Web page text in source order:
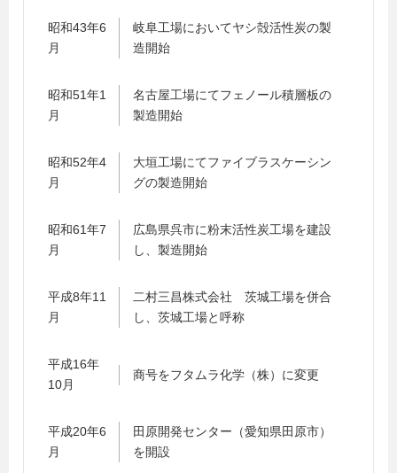
昭和43年6
月
岐阜工場においてヤシ殻活性炭の製
造開始
昭和51年1
月
名古屋工場にてフェノール積層板の
製造開始
昭和52年4
月
大垣工場にてファイブラスケーシン
グの製造開始
昭和61年7
月
広島県呉市に粉末活性炭工場を建設
し、製造開始
平成8年11
月
二村三昌株式会社 茨城工場を併合
し、茨城工場と呼称
平成16年
10月
商号をフタムラ化学（株）に変更
平成20年6
月
田原開発センター（愛知県田原市）
を開設